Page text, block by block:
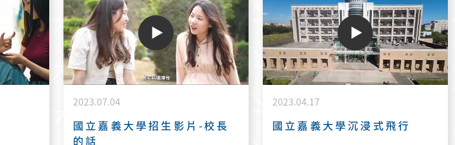
2023.07.04
國立嘉義大學招生影片-校長
的話
2023.04.17
國立嘉義大學沉浸式飛行